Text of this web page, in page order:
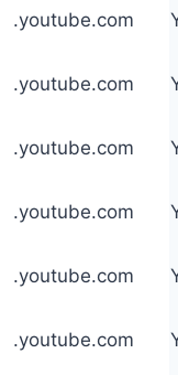
.youtube.com
.youtube.com
.youtube.com
.youtube.com
.youtube.com
.youtube.com